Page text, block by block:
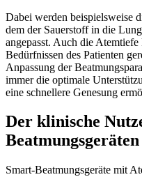
Dabei werden beispielsweise
dem der Sauerstoff in die
angepasst. Auch die
Bedürfnissen des Patienten
Anpassung der
immer die optimale
eine schnellere Genesung
Der klinische
Beatmungsgeräten
Smart-Beatmungsgeräte mit